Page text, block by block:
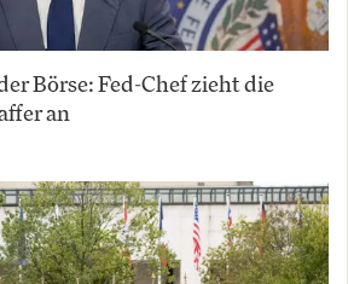
Börse: Fed-Chef zieht die
an